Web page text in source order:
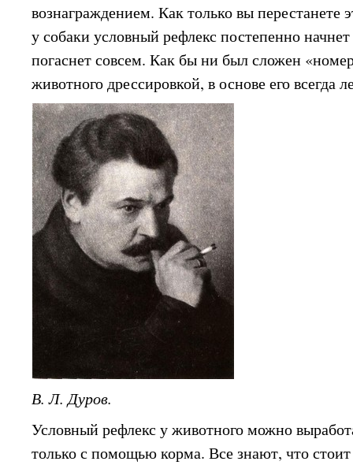
вознаграждением. Как только вы перестанете
у собаки условный рефлекс постепенно
погаснет совсем. Как бы ни был сложен
животного дрессировкой, в основе его всегда
В. Л. Дуров.
Условный рефлекс у животного можно
только с помощью корма. Все знают, что